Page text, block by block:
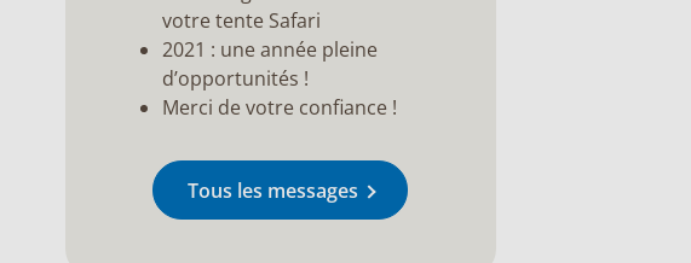
votre tente Safari
2021 : une année pleine
d’opportunités !
Merci de votre confiance !
Tous les messages